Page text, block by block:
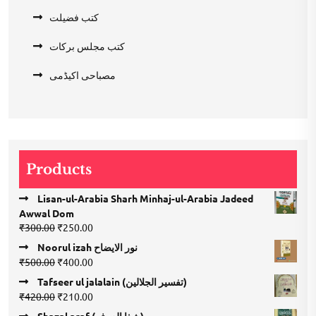
کتب فضیلت
کتب مجلس برکات
مصباحی اکیڈمی
Products
Lisan-ul-Arabia Sharh Minhaj-ul-Arabia Jadeed
Awwal Dom
₹300.00 Original
was:
₹300.00.
₹250.00Current
price
is:
Noorul izah نور الایضاح
₹500.00 Original
was:
₹500.00.
₹400.00Current
is:
Tafseer ul jalalain (تفسیر الجلالین)
₹420.00 Original
₹210.00Current